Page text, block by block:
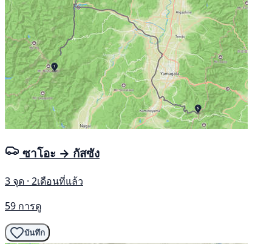
ซาโอะ → กัสซัง
3 จุด · 2เดือนที่แล้ว
59 การดู
บันทึก